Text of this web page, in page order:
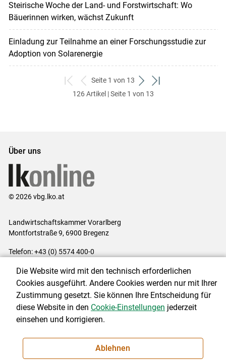
Steirische Woche der Land- und Forstwirtschaft: Wo
Bäuerinnen wirken, wächst Zukunft
Einladung zur Teilnahme an einer Forschungsstudie zur
Adoption von Solarenergie
zum
ersten
zurück
zum
Seite 1 von 13
weiter
zum
zum
126 Artikel | Seite 1 von 13
Über uns
© 2026 vbg.lko.at
Landwirtschaftskammer Vorarlberg
Montfortstraße 9, 6900 Bregenz
Telefon: +43 (0) 5574 400-0
Impressum|Kontakt|Datenschutzerklärung|Barrierefreiheit|
Cookie-Einstellungen
NEWSLETTER
Die Website wird mit den technisch erforderlichen
Cookies ausgeführt. Andere Cookies werden nur mit Ihrer
Zustimmung gesetzt. Sie können Ihre Entscheidung für
diese Website in den Cookie-Einstellungen jederzeit
einsehen und korrigieren.
Ablehnen